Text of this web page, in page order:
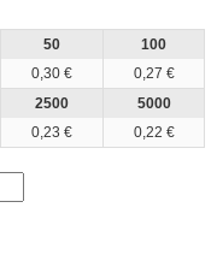
50
0,30 €
100
0,27 €
2500
0,23 €
5000
0,22 €